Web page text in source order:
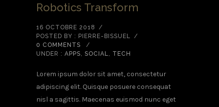
Robotics Transform
16 OCTOBRE 2018
/
POSTED BY : PIERRE-BISSUEL /
0 COMMENTS
/
UNDER : APPS, SOCIAL, TECH
Lorem ipsum dolor sit amet, consectetur
adipiscing elit. Quisque posuere consequat
nisl a sagittis. Maecenas euismod nunc eget